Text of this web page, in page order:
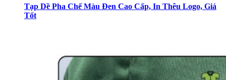
Tạp Dề Pha Chế Màu Đen Cao Cấp, In Thêu Logo, Giá
Tốt